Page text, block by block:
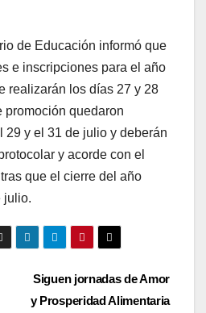
de Educación informó que
e inscripciones para el año
realizarán los días 27 y 28
promoción quedaron
29 y el 31 de julio y deberán
y acorde con el
que el cierre del año
julio.
Siguen jornadas de Amor
y Prosperidad Alimentaria